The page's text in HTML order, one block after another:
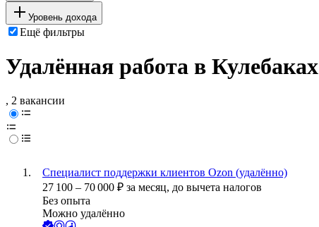
Уровень дохода
Ещё фильтры
Удалённая работа в Кулебаках
, 2 вакансии
Специалист поддержки клиентов Ozon (удалённо)
27 100 – 70 000 ₽ за месяц, до вычета налогов
Без опыта
Можно удалённо